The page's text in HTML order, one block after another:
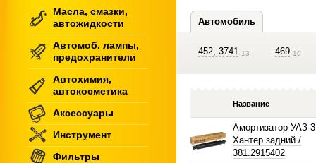
Автомобиль
452, 3741 13 469 10
Название
Амортизатор УАЗ-
Хантер задний /
381.2915402
Масла, смазки,
автожидкости
Автомоб. лампы,
предохранители
Автохимия,
автокосметика
Аксессуары
Инструмент
Фильтры